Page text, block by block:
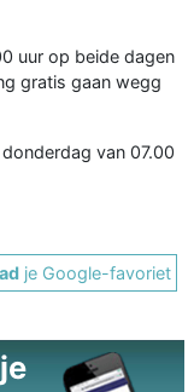
uur op beide dagen
gratis gaan wegg
van 07.00
je Google-favoriet